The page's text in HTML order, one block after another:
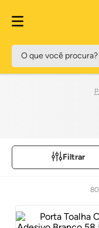
O que você procura?
Filtrar
80